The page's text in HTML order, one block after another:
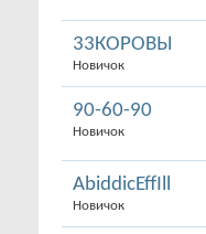
33КОРОВЫ
Новичок
90-60-90
Новичок
AbiddicEffIll
Новичок